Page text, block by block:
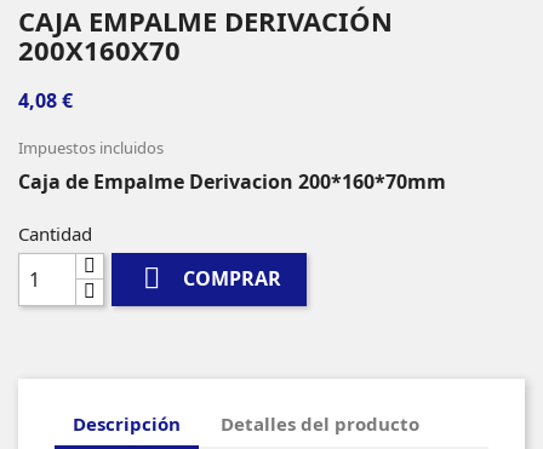
CAJA EMPALME DERIVACIÓN
200X160X70
4,08 €
Impuestos incluidos
Caja de Empalme Derivacion 200*160*70mm
Cantidad
 COMPRAR
Descripción Detalles del producto